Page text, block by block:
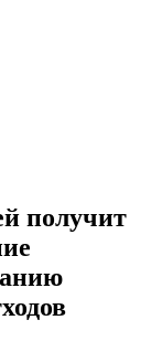
получит